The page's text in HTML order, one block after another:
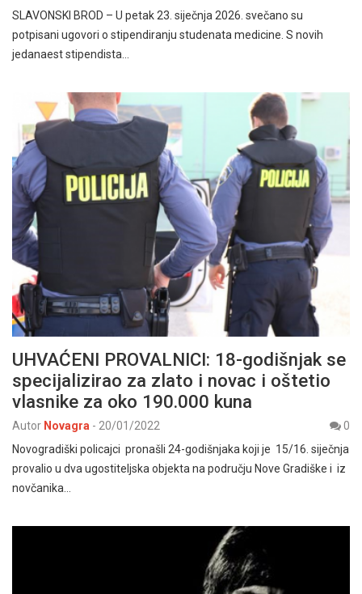
SLAVONSKI BROD – U petak 23. siječnja 2026. svečano su
potpisani ugovori o stipendiranju studenata medicine. S novih
jedanaest stipendista…
UHVAĆENI PROVALNICI: 18-godišnjak se
specijalizirao za zlato i novac i oštetio
vlasnike za oko 190.000 kuna
Autor Novagra - 20/01/2022
0
Novogradiški policajci pronašli 24-godišnjaka koji je 15/16. siječnja
provalio u dva ugostiteljska objekta na području Nove Gradiške i iz
novčanika…